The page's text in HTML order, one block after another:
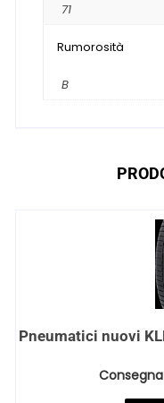
71
Rumorosità
B
Pneumatici nuovi